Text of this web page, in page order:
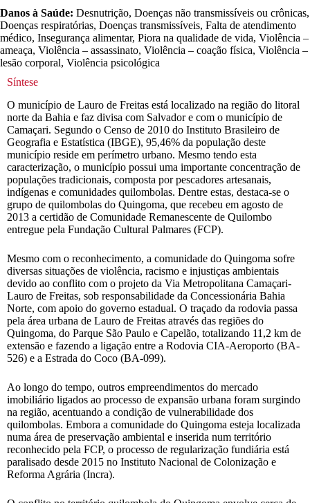
Danos à Saúde: Desnutrição, Doenças não transmissíveis ou crônicas,
Doenças respiratórias, Doenças transmissíveis, Falta de atendimento
médico, Insegurança alimentar, Piora na qualidade de vida, Violência –
ameaça, Violência – assassinato, Violência – coação física, Violência –
lesão corporal, Violência psicológica
Síntese
O município de Lauro de Freitas está localizado na região do litoral
norte da Bahia e faz divisa com Salvador e com o município de
Camaçari. Segundo o Censo de 2010 do Instituto Brasileiro de
Geografia e Estatística (IBGE), 95,46% da população deste
município reside em perímetro urbano. Mesmo tendo esta
caracterização, o município possui uma importante concentração de
populações tradicionais, composta por pescadores artesanais,
indígenas e comunidades quilombolas. Dentre estas, destaca-se o
grupo de quilombolas do Quingoma, que recebeu em agosto de
2013 a certidão de Comunidade Remanescente de Quilombo
entregue pela Fundação Cultural Palmares (FCP).
Mesmo com o reconhecimento, a comunidade do Quingoma sofre
diversas situações de violência, racismo e injustiças ambientais
devido ao conflito com o projeto da Via Metropolitana Camaçari-
Lauro de Freitas, sob responsabilidade da Concessionária Bahia
Norte, com apoio do governo estadual. O traçado da rodovia passa
pela área urbana de Lauro de Freitas através das regiões do
Quingoma, do Parque São Paulo e Capelão, totalizando 11,2 km de
extensão e fazendo a ligação entre a Rodovia CIA-Aeroporto (BA-
526) e a Estrada do Coco (BA-099).
Ao longo do tempo, outros empreendimentos do mercado
imobiliário ligados ao processo de expansão urbana foram surgindo
na região, acentuando a condição de vulnerabilidade dos
quilombolas. Embora a comunidade do Quingoma esteja localizada
numa área de preservação ambiental e inserida num território
reconhecido pela FCP, o processo de regularização fundiária está
paralisado desde 2015 no Instituto Nacional de Colonização e
Reforma Agrária (Incra).